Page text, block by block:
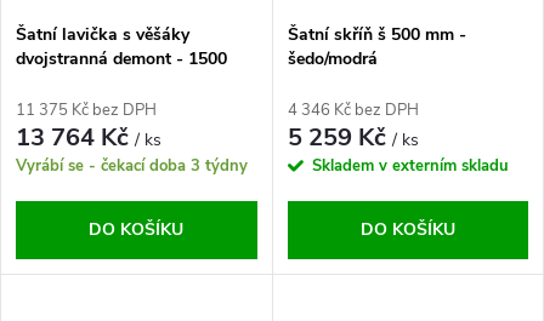
Šatní lavička s věšáky
dvojstranná demont - 1500
11 375 Kč bez DPH
13 764 Kč/ ks
Vyrábí se - čekací doba 3 týdny
DO KOŠÍKU
Šatní skříň š 500 mm -
šedo/modrá
4 346 Kč bez DPH
5 259 Kč/ ks
Skladem v externím skladu
DO KOŠÍKU